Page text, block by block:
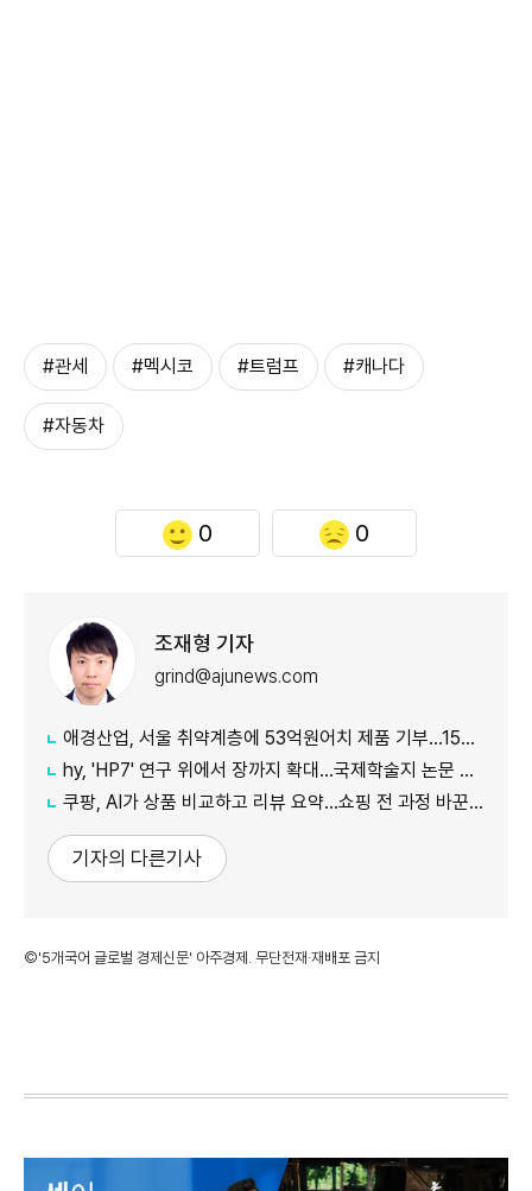
#관세 #멕시코 #트럼프 #캐나다
#자동차
0 0
조재형 기자
grind@ajunews.com
애경산업, 서울 취약계층에 53억원어치 제품 기부…15년째 나눔
hy, 'HP7' 연구 위에서 장까지 확대…국제학술지 논문 게재
쿠팡, AI가 상품 비교하고 리뷰 요약…쇼핑 전 과정 바꾼다
기자의 다른기사
©'5개국어 글로벌 경제신문' 아주경제. 무단전재·재배포 금지